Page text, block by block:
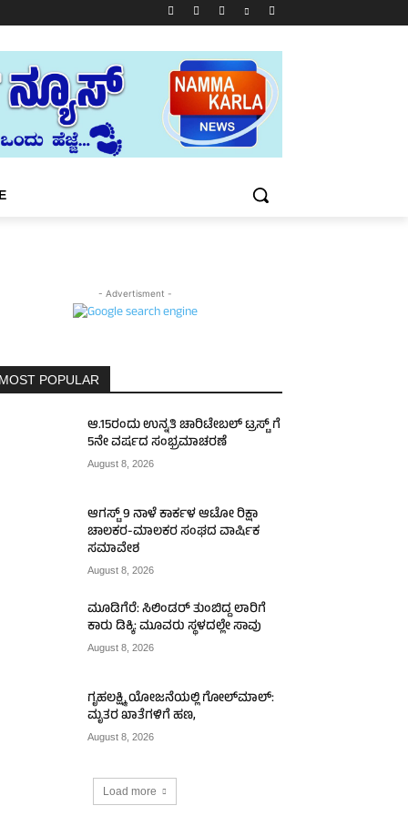
- Advertisment -
MOST POPULAR
ಆ.15ರಂದು ಉನ್ನತಿ ಚಾರಿಟೇಬಲ್ ಟ್ರಸ್ಟ್‌ ಗೆ
5ನೇ ವರ್ಷದ ಸಂಭ್ರಮಾಚರಣೆ
August 8, 2026
ಆಗಸ್ಟ್ 9 ನಾಳೆ ಕಾರ್ಕಳ ಆಟೋ ರಿಕ್ಷಾ
ಚಾಲಕರ-ಮಾಲಕರ ಸಂಘದ ವಾರ್ಷಿಕ
ಸಮಾವೇಶ
August 8, 2026
ಮೂಡಿಗೆರೆ: ಸಿಲಿಂಡರ್ ತುಂಬಿದ್ದ ಲಾರಿಗೆ
ಕಾರು ಡಿಕ್ಕಿ: ಮೂವರು ಸ್ಥಳದಲ್ಲೇ ಸಾವು
August 8, 2026
ಗೃಹಲಕ್ಷ್ಮಿ ಯೋಜನೆಯಲ್ಲಿ ಗೋಲ್‌ಮಾಲ್:
ಮೃತರ ಖಾತೆಗಳಿಗೆ ಹಣ,
August 8, 2026
Load more